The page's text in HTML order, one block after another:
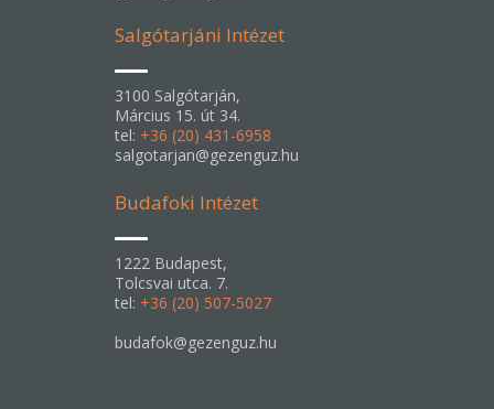
Salgótarjáni Intézet
3100 Salgótarján,
Március 15. út 34.
tel: +36 (20) 431-6958
salgotarjan@gezenguz.hu
Budafoki Intézet
1222 Budapest,
Tolcsvai utca. 7.
tel: +36 (20) 507-5027
budafok@gezenguz.hu